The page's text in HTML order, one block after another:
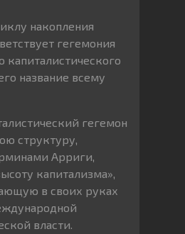
накопления
гегемония
капиталистического
название всему
гегемон
структуру,
Арриги,
капитализма»,
в своих руках
власти.